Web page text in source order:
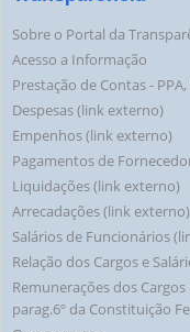
Sobre o Portal da
Acesso a Informação
Prestação de Contas - PPA,
Despesas (link externo)
Empenhos (link externo)
Pagamentos de
Liquidações (link externo)
Arrecadações (link externo)
Salários de Funcionários
Relação dos Cargos e
Remunerações dos
parag.6º da Constituição